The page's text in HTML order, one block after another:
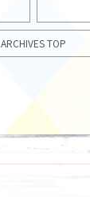
ARCHIVES TOP